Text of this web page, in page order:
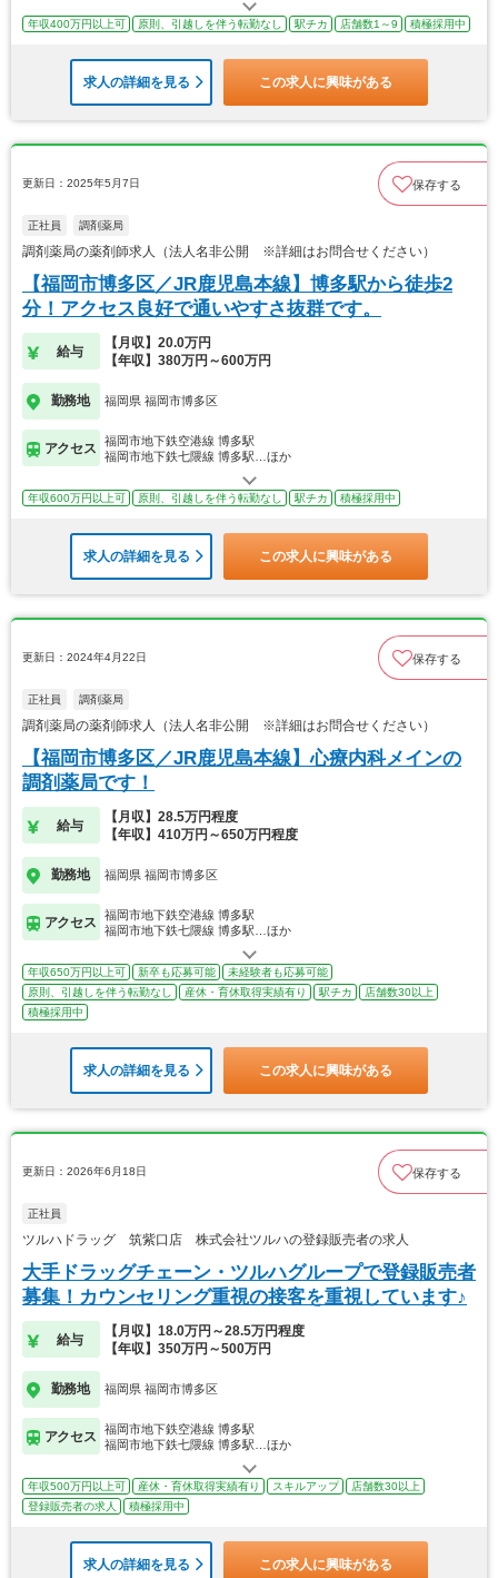
年収400万円以上可 原則、引越しを伴う転勤なし 駅チカ 店舗数1～9 積極採用中
求人の詳細を見る この求人に興味がある
更新日：2025年5月7日 保存する
正社員 調剤薬局
調剤薬局の薬剤師求人（法人名非公開 ※詳細はお問合せください）
【福岡市博多区／JR鹿児島本線】博多駅から徒歩2
分！アクセス良好で通いやすさ抜群です。
給与
【月収】20.0万円
【年収】380万円～600万円
勤務地 福岡県 福岡市博多区
アクセス
福岡市地下鉄空港線 博多駅
福岡市地下鉄七隈線 博多駅…ほか
年収600万円以上可 原則、引越しを伴う転勤なし 駅チカ 積極採用中
求人の詳細を見る この求人に興味がある
更新日：2024年4月22日 保存する
正社員 調剤薬局
調剤薬局の薬剤師求人（法人名非公開 ※詳細はお問合せください）
【福岡市博多区／JR鹿児島本線】心療内科メインの
調剤薬局です！
給与
【月収】28.5万円程度
【年収】410万円～650万円程度
勤務地 福岡県 福岡市博多区
アクセス
福岡市地下鉄空港線 博多駅
福岡市地下鉄七隈線 博多駅…ほか
年収650万円以上可 新卒も応募可能
未経験者も応募可能
原則、引越しを伴う転勤なし
産休・育休取得実績有り 駅チカ
店舗数30以上
積極採用中
求人の詳細を見る この求人に興味がある
更新日：2026年6月18日 保存する
正社員
ツルハドラッグ 筑紫口店 株式会社ツルハの登録販売者の求人
大手ドラッグチェーン・ツルハグループで登録販売者
募集！カウンセリング重視の接客を重視しています♪
給与
【月収】18.0万円～28.5万円程度
【年収】350万円～500万円
勤務地 福岡県 福岡市博多区
アクセス
福岡市地下鉄空港線 博多駅
福岡市地下鉄七隈線 博多駅…ほか
年収500万円以上可 産休・育休取得実績有り スキルアップ
店舗数30以上
登録販売者の求人
積極採用中
求人の詳細を見る この求人に興味がある